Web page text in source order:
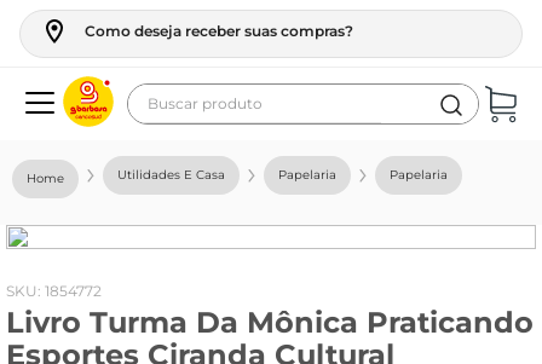
Como deseja receber suas compras?
Buscar produto
Utilidades E Casa Papelaria Papelaria
: 1854772
Livro Turma Da Mônica Praticando
Esportes Ciranda Cultural
geladeira
fogao
café